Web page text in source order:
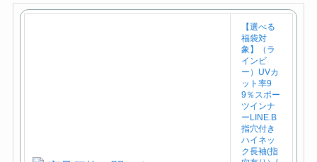
【選べる
福袋対
象】（ラ
インビ
ー）UVカ
ット率9
9％スポー
ツインナ
ーLINE.B
指穴付き
ハイネッ
ク長袖(指